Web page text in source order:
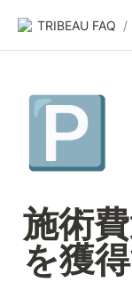
TRIBEAU FAQ /
🅿️
施術
を獲